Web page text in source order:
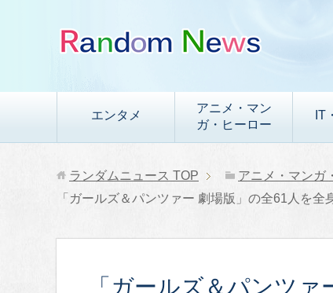
エンタメ
アニメ・マン
ガ・ヒーロー
IT
ランダムニュース TOP
アニメ・マンガ
「ガールズ＆パンツァー 劇場版」の全61人を
「ガールズ＆パンツ